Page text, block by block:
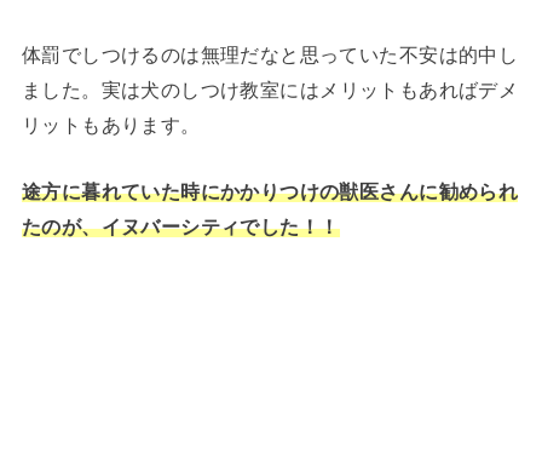
体罰でしつけるのは無理だなと思っていた不安は的中し
ました。 実は犬のしつけ教室にはメリットもあればデメ
リットもあります。
途方に暮れていた時にかかりつけの獣医さんに勧められ
たのが、イヌバーシティでした！！